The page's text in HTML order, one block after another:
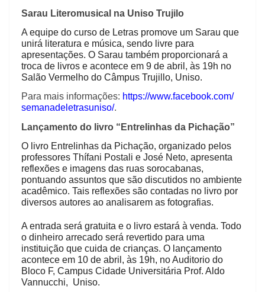
Sarau Literomusical na Uniso Trujilo
A equipe do curso de Letras promove um Sarau que
unirá literatura e música, sendo livre para
apresentações. O Sarau também proporcionará a
troca de livros e acontece em 9 de abril, às 19h no
Salão Vermelho do Câmpus Trujillo, Uniso.
Para mais informações: https://www.facebook.com/
semanadeletrasuniso/.
Lançamento do livro “Entrelinhas da Pichação”
O livro Entrelinhas da Pichação, organizado pelos
professores Thífani Postali e José Neto, apresenta
reflexões e imagens das ruas sorocabanas,
pontuando assuntos que são discutidos no ambiente
acadêmico. Tais reflexões são contadas no livro por
diversos autores ao analisarem as fotografias.
A entrada será gratuita e o livro estará à venda. Todo
o dinheiro arrecado será revertido para uma
instituição que cuida de crianças. O lançamento
acontece em 10 de abril, às 19h, no Auditorio do
Bloco F, Campus Cidade Universitária Prof. Aldo
Vannucchi, Uniso.